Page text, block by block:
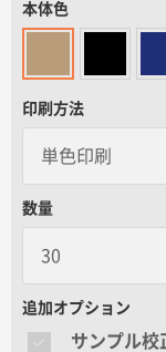
データ入稿ガイド
再注文について
よくあるご質問
名入れグループ
本体色
印刷方法
数量
追加オプション
サンプル校